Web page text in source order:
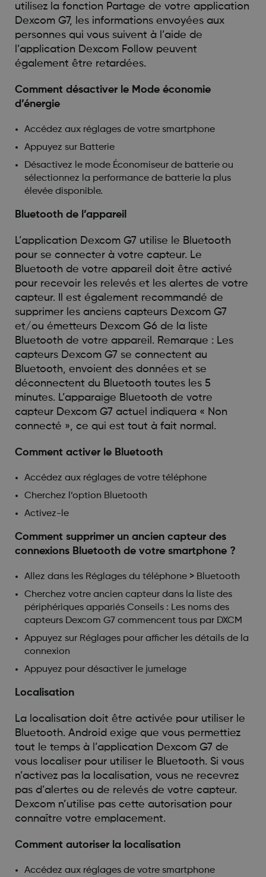
utilisez la fonction Partage de votre application
Dexcom G7, les informations envoyées aux
personnes qui vous suivent à l’aide de
l’application Dexcom Follow peuvent
également être retardées.
Comment désactiver le Mode économie
d’énergie
Accédez aux réglages de votre smartphone
Appuyez sur Batterie
Désactivez le mode Économiseur de batterie ou
sélectionnez la performance de batterie la plus
élevée disponible.
Bluetooth de l’appareil
L’application Dexcom G7 utilise le Bluetooth
pour se connecter à votre capteur. Le
Bluetooth de votre appareil doit être activé
pour recevoir les relevés et les alertes de votre
capteur. Il est également recommandé de
supprimer les anciens capteurs Dexcom G7
et/ou émetteurs Dexcom G6 de la liste
Bluetooth de votre appareil. Remarque : Les
capteurs Dexcom G7 se connectent au
Bluetooth, envoient des données et se
déconnectent du Bluetooth toutes les 5
minutes. L’apparaige Bluetooth de votre
capteur Dexcom G7 actuel indiquera « Non
connecté », ce qui est tout à fait normal.
Comment activer le Bluetooth
Accédez aux réglages de votre téléphone
Cherchez l’option Bluetooth
Activez-le
Comment supprimer un ancien capteur des
connexions Bluetooth de votre smartphone ?
Allez dans les Réglages du téléphone > Bluetooth
Cherchez votre ancien capteur dans la liste des
périphériques appariés Conseils : Les noms des
capteurs Dexcom G7 commencent tous par DXCM
Appuyez sur Réglages pour afficher les détails de la
connexion
Appuyez pour désactiver le jumelage
Localisation
La localisation doit être activée pour utiliser le
Bluetooth. Android exige que vous permettiez
tout le temps à l’application Dexcom G7 de
vous localiser pour utiliser le Bluetooth. Si vous
n’activez pas la localisation, vous ne recevrez
pas d’alertes ou de relevés de votre capteur.
Dexcom n’utilise pas cette autorisation pour
connaître votre emplacement.
Comment autoriser la localisation
Accédez aux réglages de votre smartphone